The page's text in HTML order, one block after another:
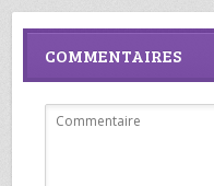
COMMENTAIRES